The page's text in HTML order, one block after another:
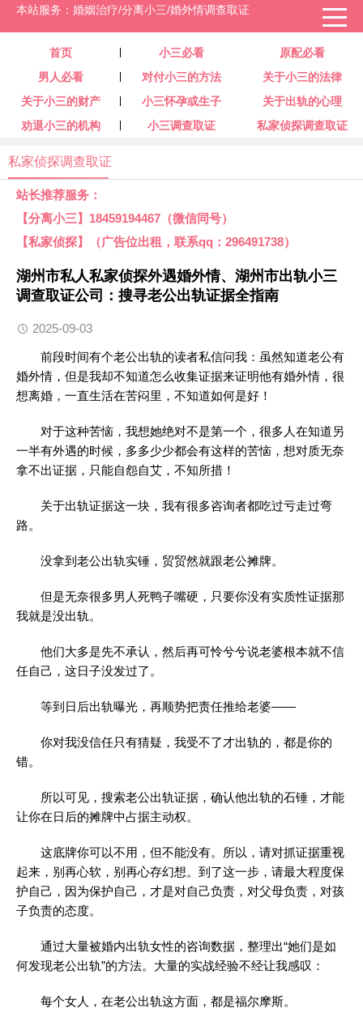
首页 小三必看
原配必看
男人必看
对付小三的方法
关于小三的法律
关于小三的财产
小三怀孕或生子
关于出轨的心理
劝退小三的机构
小三调查取证 私家侦探调查取证
本站服务：婚姻治疗/分离小三/婚外情调查取证
私家侦探调查取证
站长推荐服务：
【分离小三】18459194467（微信同号）
【私家侦探】（广告位出租，联系qq：296491738）
湖州市私人私家侦探外遇婚外情、湖州市出轨小三
调查取证公司：搜寻老公出轨证据全指南
2025-09-03
前段时间有个老公出轨的读者私信问我：虽然知道老公有
婚外情，但是我却不知道怎么收集证据来证明他有婚外情，很
想离婚，一直生活在苦闷里，不知道如何是好！
对于这种苦恼，我想她绝对不是第一个，很多人在知道另
一半有外遇的时候，多多少少都会有这样的苦恼，想对质无奈
拿不出证据，只能自怨自艾，不知所措！
关于出轨证据这一块，我有很多咨询者都吃过亏走过弯
路。
没拿到老公出轨实锤，贸贸然就跟老公摊牌。
但是无奈很多男人死鸭子嘴硬，只要你没有实质性证据那
我就是没出轨。
他们大多是先不承认，然后再可怜兮兮说老婆根本就不信
任自己，这日子没发过了。
等到日后出轨曝光，再顺势把责任推给老婆——
你对我没信任只有猜疑，我受不了才出轨的，都是你的
错。
所以可见，搜索老公出轨证据，确认他出轨的石锤，才能
让你在日后的摊牌中占据主动权。
这底牌你可以不用，但不能没有。所以，请对抓证据重视
起来，别再心软，别再心存幻想。到了这一步，请最大程度保
护自己，因为保护自己，才是对自己负责，对父母负责，对孩
子负责的态度。
通过大量被婚内出轨女性的咨询数据，整理出“她们是如
何发现老公出轨”的方法。大量的实战经验不经让我感叹：
每个女人，在老公出轨这方面，都是福尔摩斯。